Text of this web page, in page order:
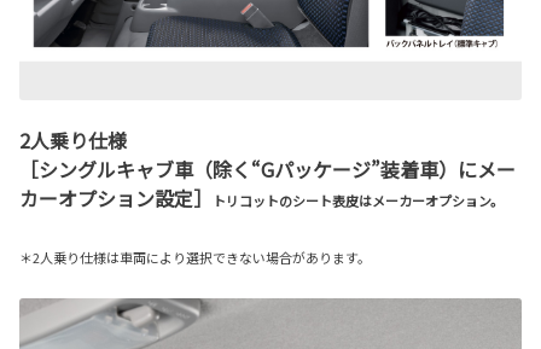
2人乗り仕様
［シングルキャブ車（除く“Gパッケージ”装着車）にメー
カーオプション設定］
トリコットのシート表皮はメーカーオプション。
＊2人乗り仕様は車両により選択できない場合があります。